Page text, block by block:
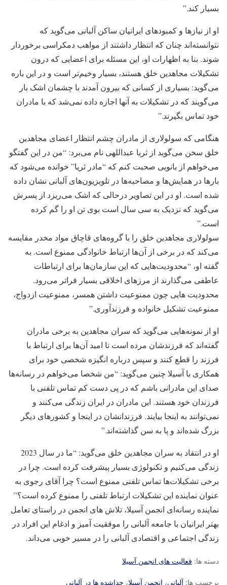
بسیار کند.”
او از نیازها و کمبودهای ایرانیان ساکن آلبانی می‌گوید که
نتوانسته‌اند چنان که انتظار داشتند از مواهب دمکراسی برخوردار
شوند. بنا به اظهارات او، این مسئله برای اعضایی که درون
تشکیلات مجاهدین خلق هستند، بسیار وخیم‌تر است و در این باره
می‌گوید: بسیاری از کسانی که بیرون آمدند با چشمان اشک بار
می‌گویند که در تشکیلات به آنها اجازه داده نمی‌شد که با مادران
خود تماس بگیرند.”
هنگامی که سولولاری از مادران چشم انتظار اعضای مجاهدین
خلق سخن می‌گوید از ثریا عبداللهی نام می‌برد: “من در این گفتگو
می‌خواهم از بانویی صحبت کنم که “مادر ثریا” خوانده می‌شود که
بارها در همایش‌ها و مصاحبه‌ها در تلویزیون‌های آلبانی نشان داده
شده است. او در این تصاویر درحالی که اشک می‌ریزد از پسرش
می‌گوید که نزدیک به سی سال است بوی تن او را گم کرده
است.”
سولولاری مجاهدین خلق را با گروه‌های قاچاق مواد مخدر مقایسه
می‌کند که در برخی از آن‌ها ارتباط خانوادگی ممنوع است. به
گفته او، “محدودیت‌هایی که این سازمان‌ها برای ارتباطات
عاطفی می‌گذارند از مرزهای اخلاقی بسیار فراتر می‌رود.
محدودیت هایی چون ممنوعیت داشتن همسر، ممنوعیت ازدواج،
ممنوعیت تشکیل خانواده و فرزندآوری.”
او از نمونه‌هایی می‌گوید که سران مجاهدین به برخی مادران
گفته‌اند که فرزندشان مرده است تا امید آن‌ها برای ارتباط با
فرزند را قطع کنند و سپس درباره انگیزه شخصی خود برای
همکاری با آسیلا چنین می‌گوید: “من شخصا می‌خواهم در رسانه‌ها
صدای این مادرانی باشم که در پی دست کم تماس تلفنی با
فرزندان خود هستند. این مادران در ایران زندگی می‌کنند و
نمی‌توانند به اینجا بیایند. فرزندانشان در اینجا و کشورهای دیگر
بزرگ شده‌اند و پا به سن گذاشته‌اند.”
او در انتقاد به سران مجاهدین خلق می‌گوید: “ما در سال 2023
زندگی می‌کنیم و تکنولوژی بسیار پیشرفت کرده است. چرا در
برخی تشکیلات‌ها تماس تلفنی ممنوع است؟ چرا آقای رجوی به
عنوان نماینده این تشکیلات ارتباط تلفنی را ممنوع کرده است؟”
نماینده رسانه‌ای انجمن آسیلا، تلاش های انجمن در راستای تعامل
بهتر ایرانیان با جامعه آلبانی را موفقیت آمیز و ادغام این افراد در
زندگی اجتماعی و اقتصادی آلبانی را در مسیر خوبی می‌داند.
دسته ها: فعالیت های انجمن آسیلا
برچسب ها: آلبانی، انجمن آسیلا، جداشده ها در آلبانی